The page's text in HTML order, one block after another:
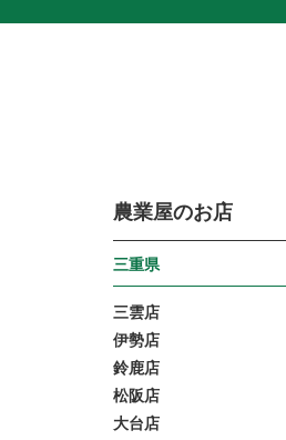
農業屋のお店
三重県
三雲店
伊勢店
鈴鹿店
松阪店
大台店